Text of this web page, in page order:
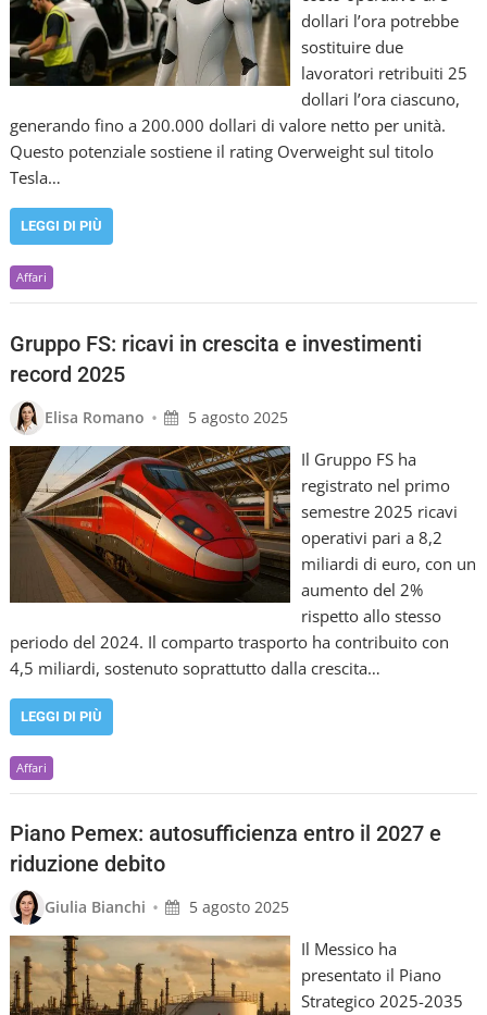
dollari l’ora potrebbe
sostituire due
lavoratori retribuiti 25
dollari l’ora ciascuno,
generando fino a 200.000 dollari di valore netto per unità.
Questo potenziale sostiene il rating Overweight sul titolo
Tesla…
LEGGI DI PIÙ
Affari
Gruppo FS: ricavi in crescita e investimenti
record 2025
Elisa Romano • 5 agosto 2025
Il Gruppo FS ha
registrato nel primo
semestre 2025 ricavi
operativi pari a 8,2
miliardi di euro, con un
aumento del 2%
rispetto allo stesso
periodo del 2024. Il comparto trasporto ha contribuito con
4,5 miliardi, sostenuto soprattutto dalla crescita…
LEGGI DI PIÙ
Affari
Piano Pemex: autosufficienza entro il 2027 e
riduzione debito
Giulia Bianchi • 5 agosto 2025
Il Messico ha
presentato il Piano
Strategico 2025-2035